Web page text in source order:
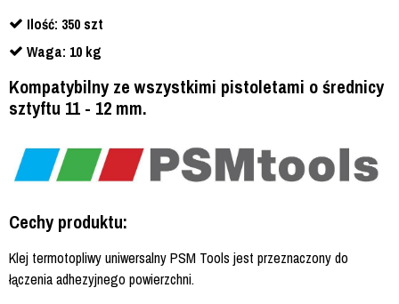
Ilość: 350 szt
Waga: 10 kg
Kompatybilny ze wszystkimi pistoletami o średnicy
sztyftu 11 - 12 mm.
Cechy produktu:
Klej termotopliwy uniwersalny PSM Tools jest przeznaczony do
łączenia adhezyjnego powierzchni.